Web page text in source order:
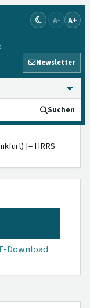
A- A+
Newsletter
Suchen
[= HRRS
Download